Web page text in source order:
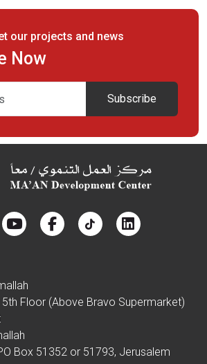
our projects and news
Now
Subscribe
5th Floor (Above Bravo Supermarket)
Box 51352 or 51793, Jerusalem